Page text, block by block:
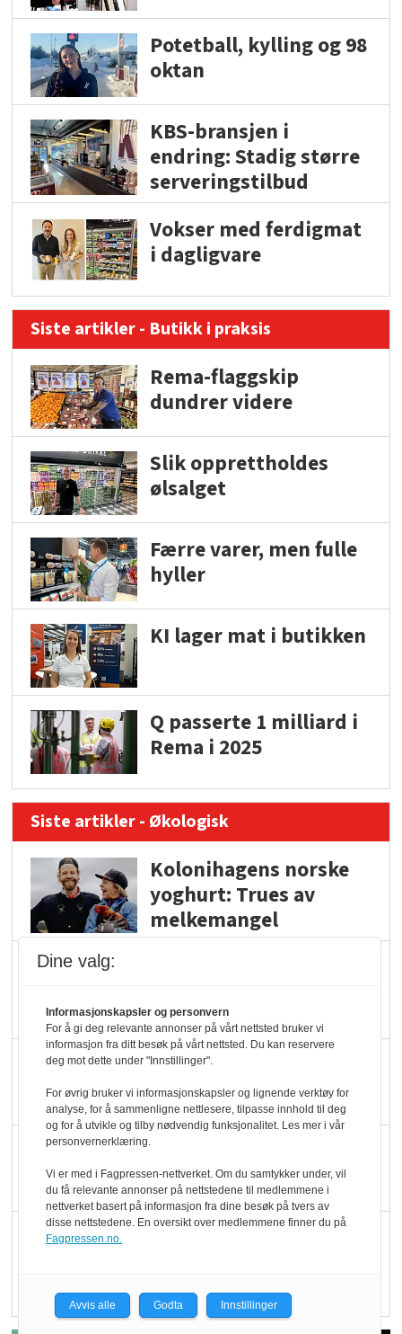
Potetball, kylling og 98
oktan
KBS-bransjen i
endring: Stadig større
serveringstilbud
Vokser med ferdigmat
i dagligvare
Siste artikler - Butikk i praksis
Rema-flaggskip
dundrer videre
Slik opprettholdes
ølsalget
Færre varer, men fulle
hyller
KI lager mat i butikken
Q passerte 1 milliard i
Rema i 2025
Siste artikler - Økologisk
Kolonihagens norske
yoghurt: Trues av
melkemangel
hederspris
Blir enklere å velge
økologisk i butikkhylla
Kolonihagen sliter
med å få tak i nok melk
det?
Dine valg:
Informasjonskapsler og personvern
For å gi deg relevante annonser på vårt nettsted bruker vi
informasjon fra ditt besøk på vårt nettsted. Du kan reservere
deg mot dette under "Innstillinger".
For øvrig bruker vi informasjonskapsler og lignende verktøy for
analyse, for å sammenligne nettlesere, tilpasse innhold til deg
og for å utvikle og tilby nødvendig funksjonalitet. Les mer i vår
personvernerklæring.
Vi er med i Fagpressen-nettverket. Om du samtykker under, vil
du få relevante annonser på nettstedene til medlemmene i
nettverket basert på informasjon fra dine besøk på tvers av
disse nettstedene. En oversikt over medlemmene finner du på
Fagpressen.no.
Avvis alle Godta Innstillinger